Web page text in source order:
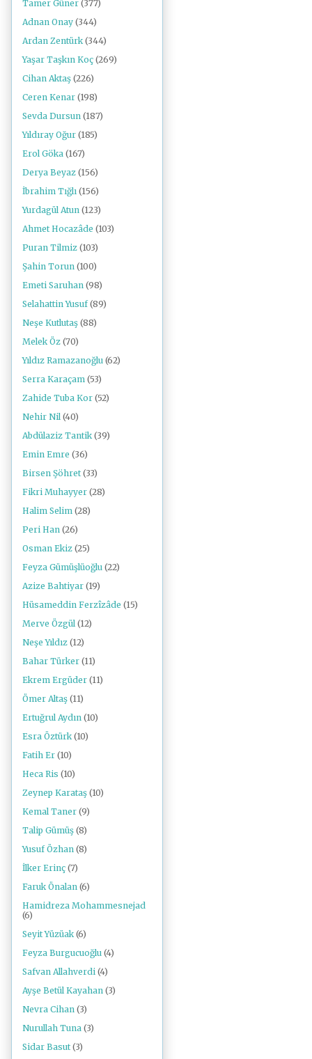
Tamer Güner (377)
Adnan Onay (344)
Ardan Zentürk (344)
Yaşar Taşkın Koç (269)
Cihan Aktaş (226)
Ceren Kenar (198)
Sevda Dursun (187)
Yıldıray Oğur (185)
Erol Göka (167)
Derya Beyaz (156)
İbrahim Tığlı (156)
Yurdagül Atun (123)
Ahmet Hocazâde (103)
Puran Tilmiz (103)
Şahin Torun (100)
Emeti Saruhan (98)
Selahattin Yusuf (89)
Neşe Kutlutaş (88)
Melek Öz (70)
Yıldız Ramazanoğlu (62)
Serra Karaçam (53)
Zahide Tuba Kor (52)
Nehir Nil (40)
Abdülaziz Tantik (39)
Emin Emre (36)
Birsen Şöhret (33)
Fikri Muhayyer (28)
Halim Selim (28)
Peri Han (26)
Osman Ekiz (25)
Feyza Gümüşlüoğlu (22)
Azize Bahtiyar (19)
Hüsameddin Ferzîzâde (15)
Merve Özgül (12)
Neşe Yıldız (12)
Bahar Türker (11)
Ekrem Ergüder (11)
Ömer Altaş (11)
Ertuğrul Aydın (10)
Esra Öztürk (10)
Fatih Er (10)
Heca Ris (10)
Zeynep Karataş (10)
Kemal Taner (9)
Talip Gümüş (8)
Yusuf Özhan (8)
İlker Erinç (7)
Faruk Önalan (6)
Hamidreza Mohammesnejad
(6)
Seyit Yüzüak (6)
Feyza Burgucuoğlu (4)
Safvan Allahverdi (4)
Ayşe Betül Kayahan (3)
Nevra Cihan (3)
Nurullah Tuna (3)
Sidar Basut (3)